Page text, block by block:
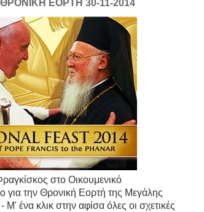
ΕΟΡΤΗ 30-11-2014
στο Οικουμενικό
για την Θρονική Εορτή της Μεγάλης
Μ' ένα κλικ στην αφίσα όλες οι σχετικές